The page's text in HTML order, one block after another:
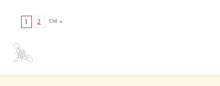
1 2 Ctrl →